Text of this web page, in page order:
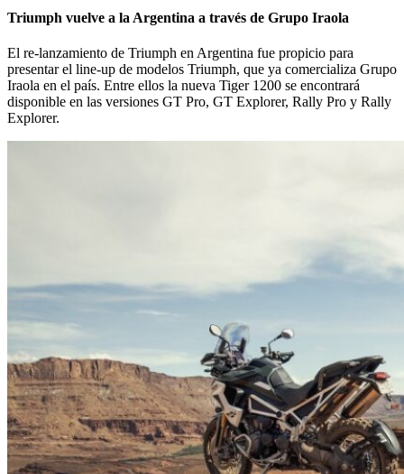
Triumph vuelve a la Argentina a través de Grupo Iraola
El re-lanzamiento de Triumph en Argentina fue propicio para
presentar el line-up de modelos Triumph, que ya comercializa Grupo
Iraola en el país. Entre ellos la nueva Tiger 1200 se encontrará
disponible en las versiones GT Pro, GT Explorer, Rally Pro y Rally
Explorer.